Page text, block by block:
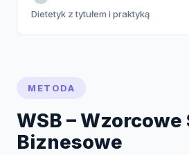
Dietetyk z tytułem i praktyką
METODA
WSB –
Biznesowe